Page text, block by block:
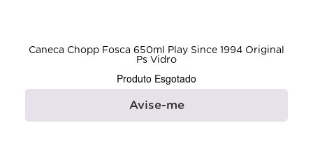
Caneca Chopp Fosca 650ml Play Since 1994 Original
Ps Vidro
Produto Esgotado
Avise-me